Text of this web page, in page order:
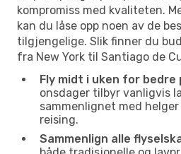
kompromiss med kvaliteten.
kan du låse opp noen av de
tilgjengelige. Slik finner du
fra New York til Santiago de
Fly midt i uken for bedre
onsdager tilbyr vanligvis
sammenlignet med
reising.
Sammenlign alle